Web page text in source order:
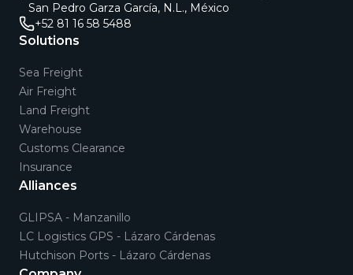
San Pedro Garza García, N.L., México
+52 81 16 58 5488
Solutions
Sea Freight
Air Freight
Land Freight
Warehouse
Customs Clearance
Insurance
Alliances
GLIPSA - Manzanillo
LC Logistics GPS - Lázaro Cárdenas
Hutchison Ports - Lázaro Cárdenas